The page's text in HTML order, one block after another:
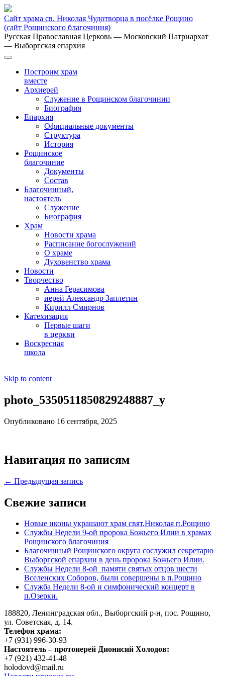
Сайт храма св. Николая Чудотворца в посёлке Рощино
(сайт Рощинского благочиния)
Русская Православная Церковь — Московский Патриархат
— Выборгская епархия
Построим храм
вместе
Архиерей
Служение в Рощинском благочинии
Биография
Епархия
Официальные документы
Структура
История
Рощинское
благочиние
Документы
Состав
Благочинный,
настоятель
Служение
Биография
Храм
Новости храма
Расписание богослужений
О храме
Духовенство храма
Новости
Творчество
Анна Герасимова
иерей Александр Заплетин
Кирилл Смирнов
Катехизация
Первые шаги
в церкви
Воскресная
школа
Skip to content
photo_5350511850829248887_y
Опубликовано 16 сентября, 2025
Навигация по записям
← Предыдущая запись
Свежие записи
Новые иконы украшают храм свят.Николая п.Рощино
Службы Недели 9-ой пророка Божьего Илии в храмах
Рощинского благочиния
Благочинный Рощинского округа сослужил секретарю
Выборгской епархии в день пророка Божьего Илии.
Службы Недели 8-ой памяти святых отцов шести
Вселенских Соборов, были совершены в п.Рощино
Служба Недели 8-ой и симфонический концерт в
п.Озерки.
188820, Ленинградская обл., Выборгский р-н, пос. Рощино,
ул. Советская, д. 14.
Телефон храма:
+7 (931) 996-30-93
Настоятель – протоиерей Дионисий Холодов:
+7 (921) 432-41-48
holodovd@mail.ru